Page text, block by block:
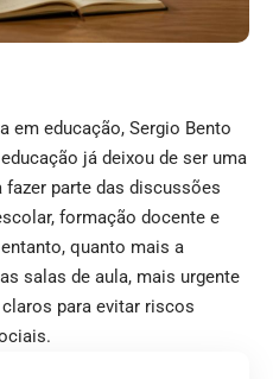
em educação, Sergio Bento
já deixou de ser uma
parte das discussões
formação docente e
quanto mais a
salas de aula, mais urgente
para evitar riscos